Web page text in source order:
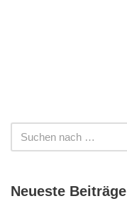
Neueste Beiträge